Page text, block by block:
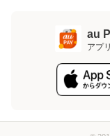
au
アプ